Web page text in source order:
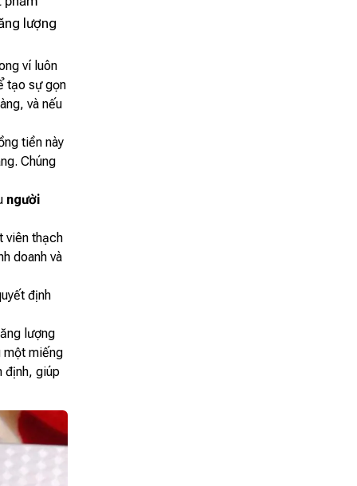
lượng
ví luôn
tạo sự gọn
và nếu
tiền này
Chúng
người
viên thạch
doanh và
định
lượng
một miếng
định, giúp